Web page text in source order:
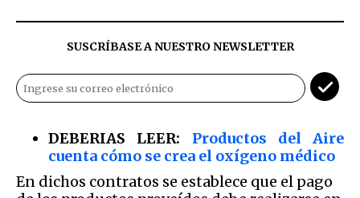
SUSCRÍBASE A NUESTRO NEWSLETTER
DEBERIAS LEER: Productos del Aire
cuenta cómo se crea el oxígeno médico
En dichos contratos se establece que el pago